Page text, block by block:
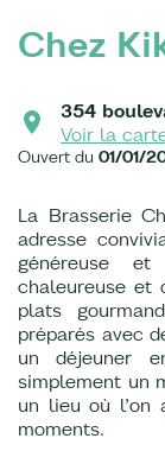
Chez
354
Voir la
Ouvert du 01/01/
La Brasserie
adresse
généreuse
chaleureuse et
plats
préparés avec
un déjeuner
simplement un
un lieu où l’on
moments.